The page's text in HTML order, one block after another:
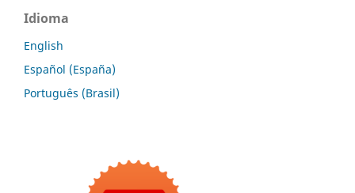
Idioma
English
Español (España)
Português (Brasil)